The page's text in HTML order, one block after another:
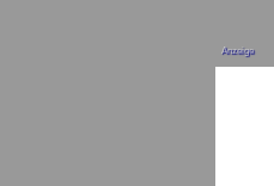
Anzeige